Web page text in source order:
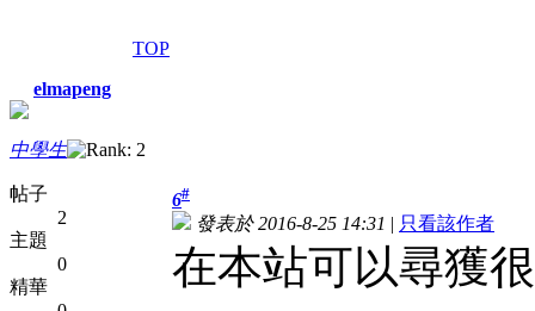
TOP
elmapeng
中學生
帖子
2
主題
0
精華
6#
發表於 2016-8-25 14:31 | 只看該作者
在本站可以尋獲